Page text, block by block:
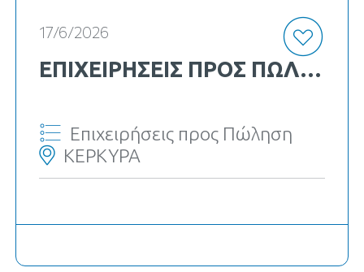
17/6/2026
ΕΠΙΧΕΙΡΉΣΕΙΣ ΠΡΟΣ ΠΏΛΗΣΗ
Επιχειρήσεις προς Πώληση
ΚΕΡΚΥΡΑ